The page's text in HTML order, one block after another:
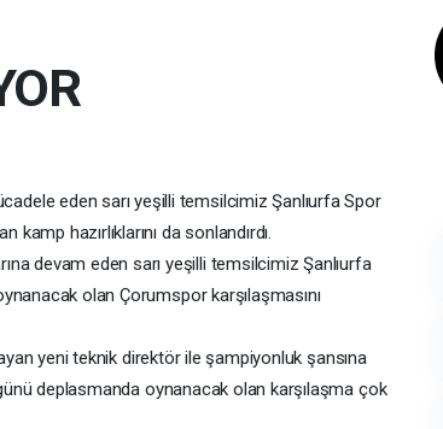
eden sarı yeşilli temsilcimiz Şanlıurfa Spor
kamp hazırlıklarını da sonlandırdı.
devam eden sarı yeşilli temsilcimiz Şanlıurfa
olan Çorumspor karşılaşmasını
yeni teknik direktör ile şampiyonluk şansına
deplasmanda oynanacak olan karşılaşma çok